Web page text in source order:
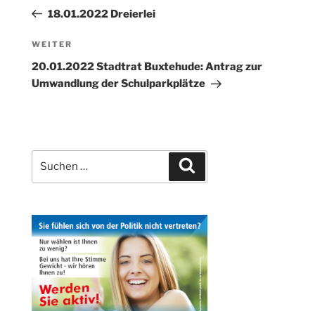
Beitrag
18.01.2022 Dreierlei
Nächster
Beitrag
WEITER
20.01.2022 Stadtrat Buxtehude: Antrag zur
Umwandlung der Schulparkplätze
nach: